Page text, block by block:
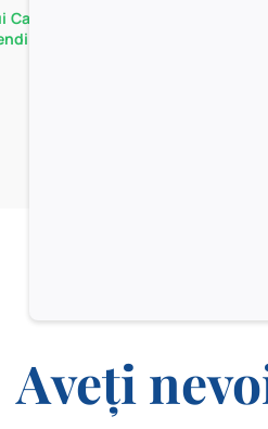
de Servicii de
(PSI) – Servant
Aveți